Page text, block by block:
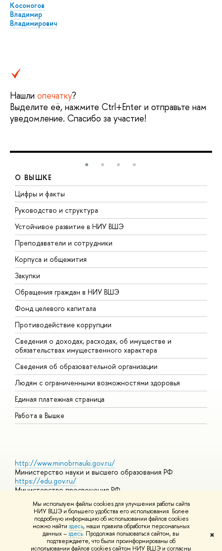
Мы используем файлы cookies для улучшения работы сайта
НИУ ВШЭ и большего удобства его использования. Более
подробную информацию об использовании файлов cookies
можно найти здесь, наши правила обработки персональных
данных –здесь. Продолжая пользоваться сайтом, вы
подтверждаете, что были проинформированы об
использовании файлов cookies сайтом НИУ ВШЭ и согласны
✖
Косоногов
Владимир
Владимирович
Нашли опечатку?
Выделите её, нажмите Ctrl+Enter и отправьте нам
уведомление. Спасибо за участие!
О ВЫШКЕ
Цифры и факты
Руководство и структура
Устойчивое развитие в НИУ ВШЭ
Преподаватели и сотрудники
Корпуса и общежития
Закупки
Обращения граждан в НИУ ВШЭ
Фонд целевого капитала
Противодействие коррупции
Сведения о доходах, расходах, об имуществе и
обязательствах имущественного характера
Сведения об образовательной организации
Людям с ограниченными возможностями здоровья
Единая платежная страница
Работа в Вышке
http://www.minobrnauki.gov.ru/
Министерство науки и высшего образования РФ
https://edu.gov.ru/
Министерство просвещения РФ
https://elearning.hse.ru/mooc
Массовые открытые онлайн-курсы
© НИУ ВШЭ 1993–2026 Адреса и контактыУсловия
использования материалов Политика конфиденциальности